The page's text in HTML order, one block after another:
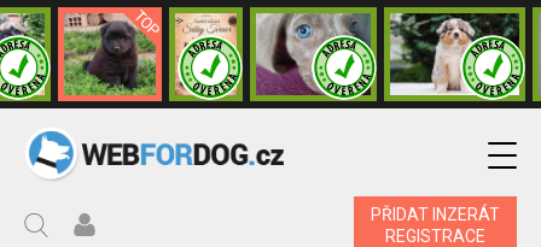
PŘIDAT INZERÁT
REGISTRACE